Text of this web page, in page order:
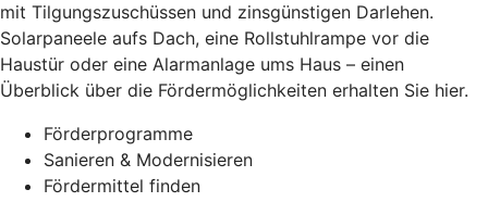
mit Tilgungszuschüssen und zinsgünstigen Darlehen.
Solarpaneele aufs Dach, eine Rollstuhlrampe vor die
Haustür oder eine Alarmanlage ums Haus – einen
Überblick über die Fördermöglichkeiten erhalten Sie hier.
Förderprogramme
Sanieren & Modernisieren
Fördermittel finden